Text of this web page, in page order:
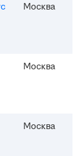
Москва
Москва
Москва